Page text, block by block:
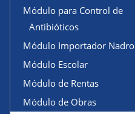
Módulo para Control de
Antibióticos
Módulo Importador Nadro
Módulo Escolar
Módulo de Rentas
Módulo de Obras